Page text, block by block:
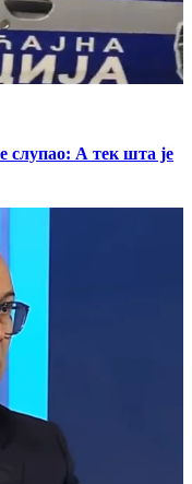
слупао: А тек шта је